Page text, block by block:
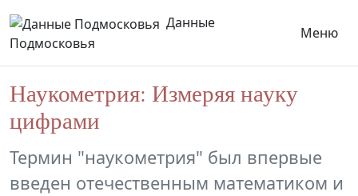
Данные
Подмосковья
Меню
Наукометрия: Измеряя науку
цифрами
Термин "наукометрия" был впервые
введен отечественным математиком и